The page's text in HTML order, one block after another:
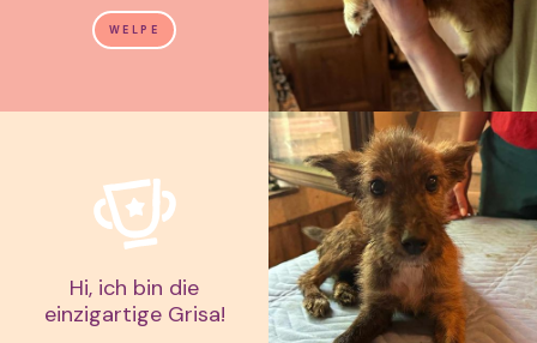
WELPE
Hi, ich bin die
einzigartige Grisa!